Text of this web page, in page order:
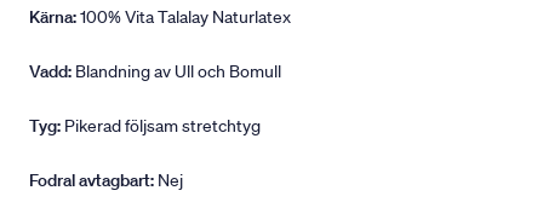
Kärna:100% Vita Talalay Naturlatex
Vadd: Blandning av Ull och Bomull
Tyg: Pikerad följsam stretchtyg
Fodral avtagbart: Nej